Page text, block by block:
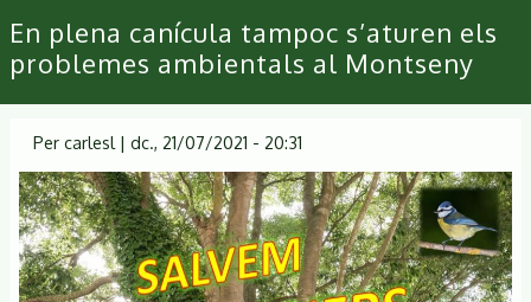
Primary
links
En plena canícula tampoc s’aturen els
problemes ambientals al Montseny
Per carlesl | dc., 21/07/2021 - 20:31